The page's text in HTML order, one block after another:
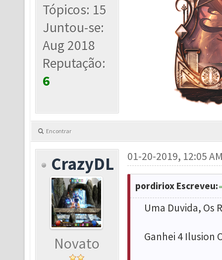
Tópicos: 15
Juntou-se:
Aug 2018
Reputação:
6
Encontrar
CrazyDL
Novato
01-20-2019, 12:05
pordiriox Escreveu:
Uma Duvida, Os
Ganhei 4 Ilusion